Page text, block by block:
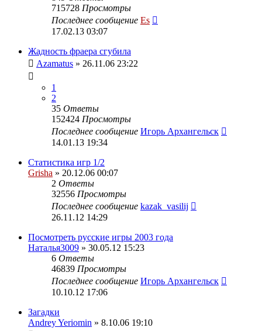
715728 Просмотры
Последнее сообщение Es
17.02.13 03:07
Жадность фраера сгубила
Azamatus » 26.11.06 23:22
1
2
35 Ответы
152424 Просмотры
Последнее сообщение Игорь Архангельск
14.01.13 19:34
Статистика игр 1/2
Grisha » 20.12.06 00:07
2 Ответы
32556 Просмотры
Последнее сообщение kazak_vasilij
26.11.12 14:29
Посмотреть русские игры 2003 года
Наталья3009 » 30.05.12 15:23
6 Ответы
46839 Просмотры
Последнее сообщение Игорь Архангельск
10.10.12 17:06
Загадки
Andrey Yeriomin » 8.10.06 19:10